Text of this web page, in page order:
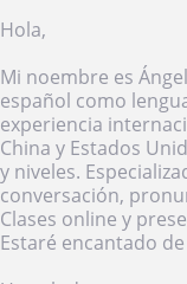
Hola,
Mi noembre es
español como
experiencia
China y Estados
y niveles.
conversación,
Clases online y
Estaré encantado